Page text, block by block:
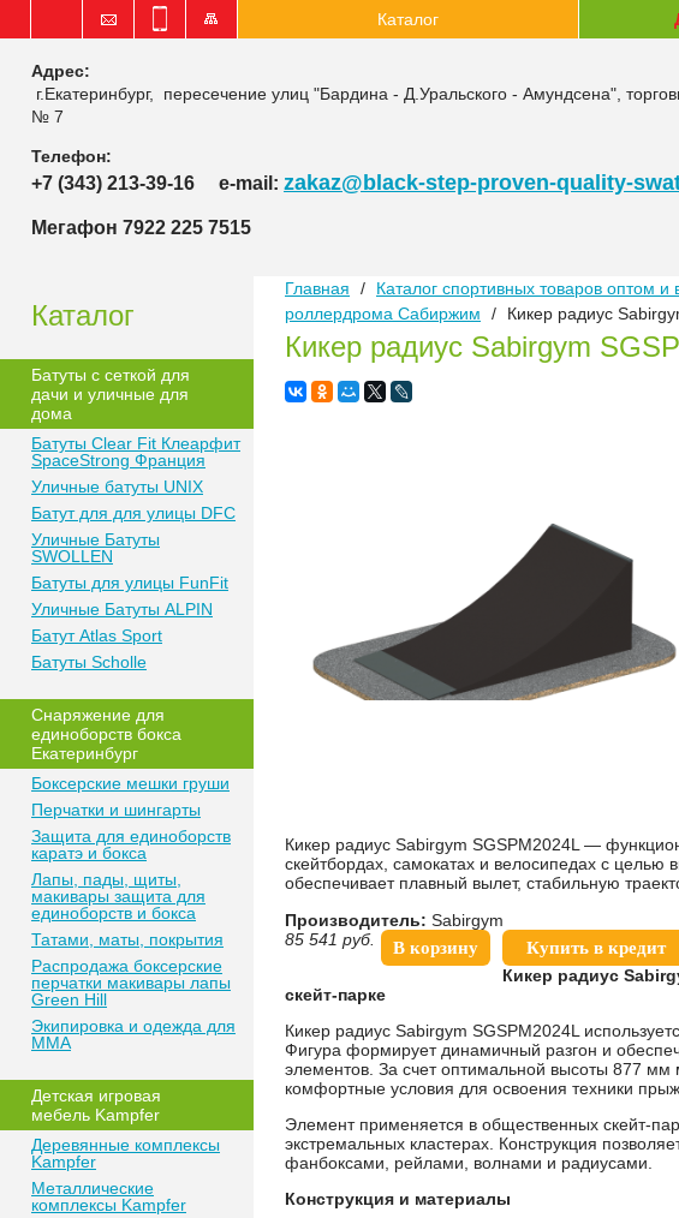
Каталог
Адрес:
г.Екатеринбург, пересечение улиц "Бардина - Д.Уральского - Амундсена",
№ 7
Телефон:
+7 (343) 213-39-16 e-mail: zakaz@black-step-proven-quality-
Мегафон 7922 225 7515
Каталог
Батуты с сеткой для
дачи и уличные для
дома
Батуты Clear Fit Клеарфит
SpaceStrong Франция
Уличные батуты UNIX
Батут для для улицы DFC
Уличные Батуты
SWOLLEN
Батуты для улицы FunFit
Уличные Батуты ALPIN
Батут Atlas Sport
Батуты Scholle
Снаряжение для
единоборств бокса
Екатеринбург
Боксерские мешки груши
Перчатки и шингарты
Защита для единоборств
каратэ и бокса
Лапы, пады, щиты,
макивары защита для
единоборств и бокса
Татами, маты, покрытия
Распродажа боксерские
перчатки макивары лапы
Green Hill
Экипировка и одежда для
MMA
Детская игровая
мебель Kampfer
Деревянные комплексы
Kampfer
Металлические
комплексы Kampfer
Главная / Каталог спортивных товаров оптом и
роллердрома Сабиржим
/ Кикер радиус
Кикер радиус Sabirgym
Кикер радиус Sabirgym SGSPM2024L —
скейтбордах, самокатах и велосипедах с целью
обеспечивает плавный вылет, стабильную
Производитель: Sabirgym
85 541 руб. В корзину
Купить в кредит
Кикер радиус
скейт-парке
Кикер радиус Sabirgym SGSPM2024L
Фигура формирует динамичный разгон и
элементов. За счет оптимальной высоты 877 мм
комфортные условия для освоения техники
Элемент применяется в общественных скейт-
экстремальных кластерах. Конструкция
фанбоксами, рейлами, волнами и радиусами.
Конструкция и материалы